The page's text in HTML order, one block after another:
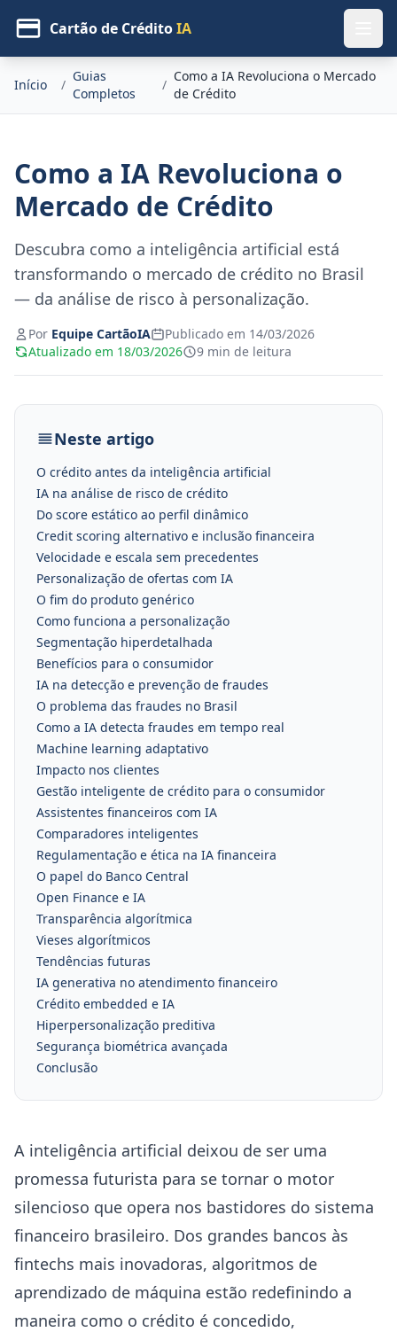
Cartão de CréditoIA
Início /
Guias
Completos
/
Como a IA Revoluciona o Mercado
de Crédito
Como a IA Revoluciona o
Mercado de Crédito
Descubra como a inteligência artificial está
transformando o mercado de crédito no Brasil
— da análise de risco à personalização.
Por Equipe CartãoIA
Publicado em 14/03/2026
Atualizado em 18/03/2026
9 min de leitura
Neste artigo
O crédito antes da inteligência artificial
IA na análise de risco de crédito
Do score estático ao perfil dinâmico
Credit scoring alternativo e inclusão financeira
Velocidade e escala sem precedentes
Personalização de ofertas com IA
O fim do produto genérico
Como funciona a personalização
Segmentação hiperdetalhada
Benefícios para o consumidor
IA na detecção e prevenção de fraudes
O problema das fraudes no Brasil
Como a IA detecta fraudes em tempo real
Machine learning adaptativo
Impacto nos clientes
Gestão inteligente de crédito para o consumidor
Assistentes financeiros com IA
Comparadores inteligentes
Regulamentação e ética na IA financeira
O papel do Banco Central
Open Finance e IA
Transparência algorítmica
Vieses algorítmicos
Tendências futuras
IA generativa no atendimento financeiro
Crédito embedded e IA
Hiperpersonalização preditiva
Segurança biométrica avançada
Conclusão
A inteligência artificial deixou de ser uma
promessa futurista para se tornar o motor
silencioso que opera nos bastidores do sistema
financeiro brasileiro. Dos grandes bancos às
fintechs mais inovadoras, algoritmos de
aprendizado de máquina estão redefinindo a
maneira como o crédito é concedido,